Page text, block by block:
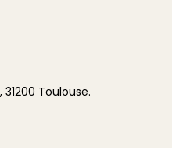
31200 Toulouse.